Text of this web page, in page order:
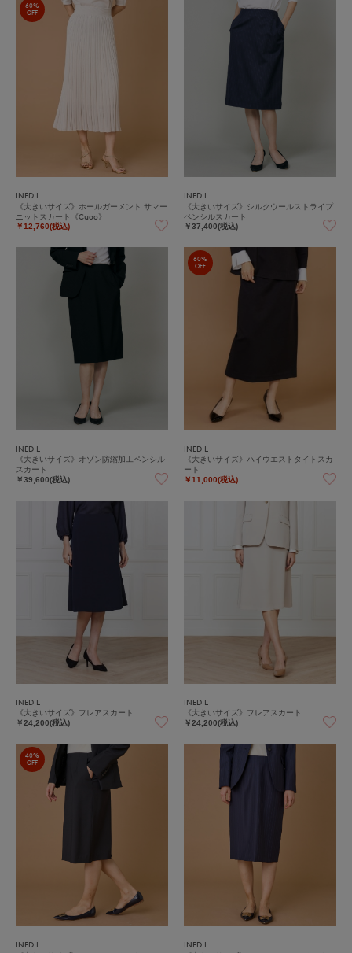
60%
OFF
INED L
《大きいサイズ》ホールガーメント サマー
ニットスカート《Cuoo》
￥12,760(税込)
INED L
《大きいサイズ》シルクウールストライプ
ペンシルスカート
￥37,400(税込)
INED L
《大きいサイズ》オゾン防縮加工ペンシル
スカート
￥39,600(税込)
60%
OFF
INED L
《大きいサイズ》ハイウエストタイトスカ
ート
￥11,000(税込)
INED L
《大きいサイズ》フレアスカート
￥24,200(税込)
INED L
《大きいサイズ》フレアスカート
￥24,200(税込)
40%
OFF
INED L
INED L